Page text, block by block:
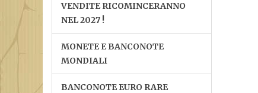
VENDITE RICOMINCERANNO
NEL 2027 !
MONETE E BANCONOTE
MONDIALI
BANCONOTE EURO RARE